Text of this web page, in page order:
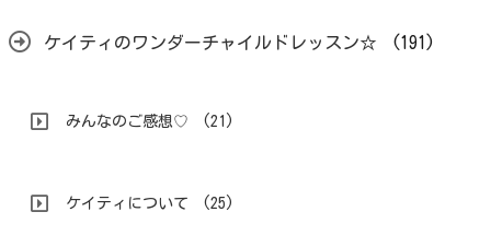
ケイティのワンダーチャイルドレッスン☆ (191)
みんなのご感想♡ (21)
ケイティについて (25)